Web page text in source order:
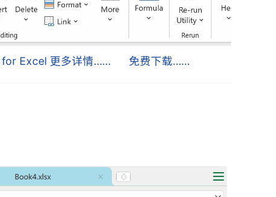
for Excel 更多详情…… 免费下载……